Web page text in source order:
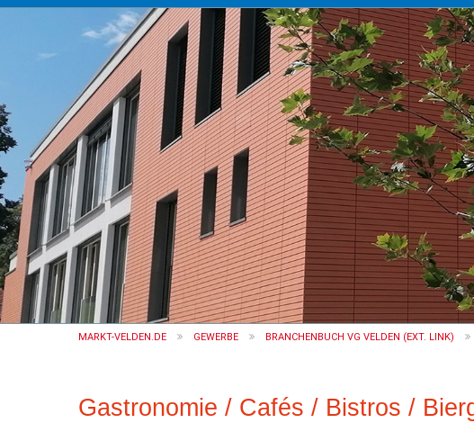
MARKT-VELDEN.DE GEWERBE BRANCHENBUCH VG VELDEN (EXT. LINK)
Gastronomie / Cafés / Bistros /